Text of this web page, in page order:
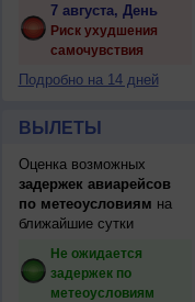
7 августа, День
Риск ухудшения
самочувствия
Подробно на 14 дней
ВЫЛЕТЫ
Оценка возможных
задержек авиарейсов
по метеоусловиям на
ближайшие сутки
Не ожидается
задержек по
метеоусловиям